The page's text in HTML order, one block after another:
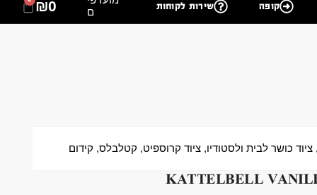
קופה שירות לקוחות
ם
₪0
ציוד כושר לבית ולסטודיו,ציוד קרוספיט, קטלבלס, קידום